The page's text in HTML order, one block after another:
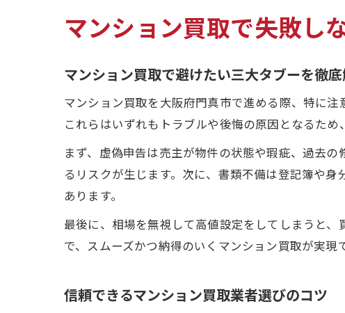
マンション買取で失敗し
マンション買取で避けたい三大タブーを徹
マンション買取を大阪府門真市で進める際、特に
これらはいずれもトラブルや後悔の原因となるため
まず、虚偽申告は売主が物件の状態や瑕疵、過去
るリスクが生じます。次に、書類不備は登記簿や
あります。
最後に、相場を無視して高値設定をしてしまうと
で、スムーズかつ納得のいくマンション買取が実現
信頼できるマンション買取業者選びのコツ